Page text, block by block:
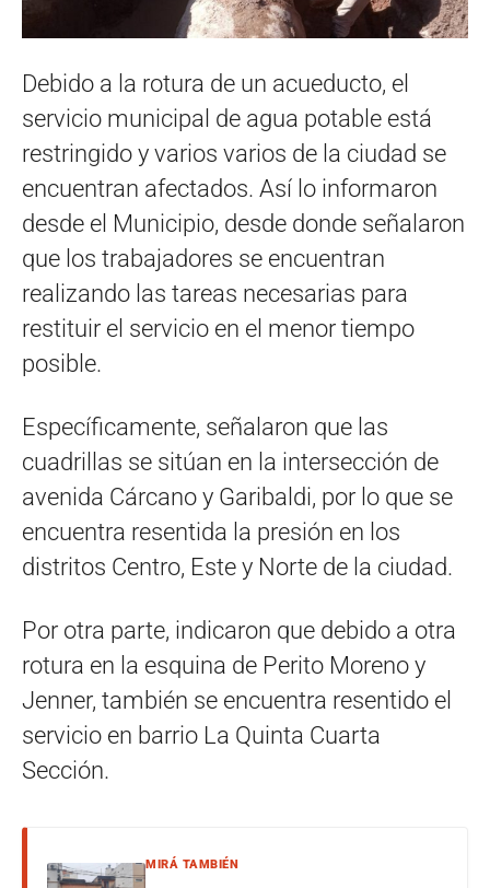
Debido a la rotura de un acueducto, el
servicio municipal de agua potable está
restringido y varios varios de la ciudad se
encuentran afectados. Así lo informaron
desde el Municipio, desde donde señalaron
que los trabajadores se encuentran
realizando las tareas necesarias para
restituir el servicio en el menor tiempo
posible.
Específicamente, señalaron que las
cuadrillas se sitúan en la intersección de
avenida Cárcano y Garibaldi, por lo que se
encuentra resentida la presión en los
distritos Centro, Este y Norte de la ciudad.
Por otra parte, indicaron que debido a otra
rotura en la esquina de Perito Moreno y
Jenner, también se encuentra resentido el
servicio en barrio La Quinta Cuarta
Sección.
MIRÁ TAMBIÉN